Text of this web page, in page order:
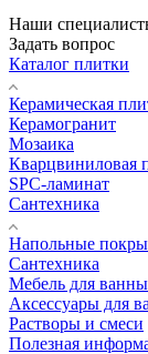
Наши
Задать вопрос
Каталог плитки
Керамическая
Керамогранит
Мозаика
Кварцвиниловая
SPC-ламинат
Сантехника
Напольные
Сантехника
Мебель для
Аксессуары для
Растворы и смеси
Полезная